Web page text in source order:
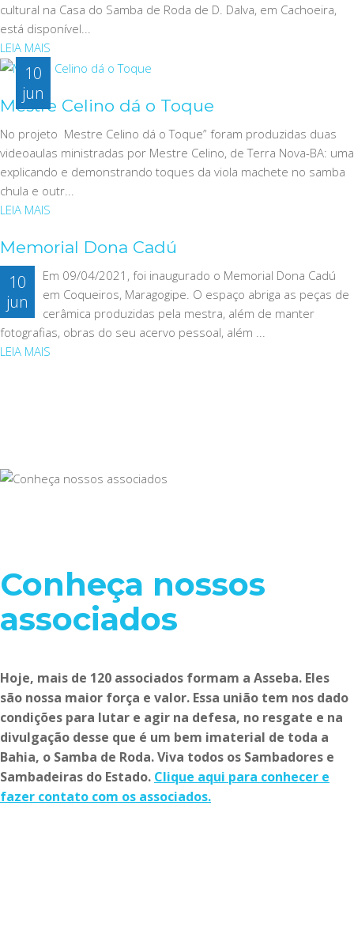
cultural na Casa do Samba de Roda de D. Dalva, em Cachoeira,
está disponível...
LEIA MAIS
Mestre Celino dá o Toque
10
jun
No projeto Mestre Celino dá o Toque” foram produzidas duas
videoaulas ministradas por Mestre Celino, de Terra Nova-BA: uma
explicando e demonstrando toques da viola machete no samba
chula e outr...
LEIA MAIS
Memorial Dona Cadú
10
jun
Em 09/04/2021, foi inaugurado o Memorial Dona Cadú
em Coqueiros, Maragogipe. O espaço abriga as peças de
cerâmica produzidas pela mestra, além de manter
fotografias, obras do seu acervo pessoal, além ...
LEIA MAIS
Conheça nossos
associados
Hoje, mais de 120 associados formam a Asseba. Eles
são nossa maior força e valor. Essa união tem nos dado
condições para lutar e agir na defesa, no resgate e na
divulgação desse que é um bem imaterial de toda a
Bahia, o Samba de Roda. Viva todos os Sambadores e
Sambadeiras do Estado. Clique aqui para conhecer e
fazer contato com os associados.